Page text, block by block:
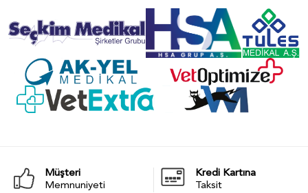
Müşteri
Memnuniyeti
Kredi Kartına
Taksit